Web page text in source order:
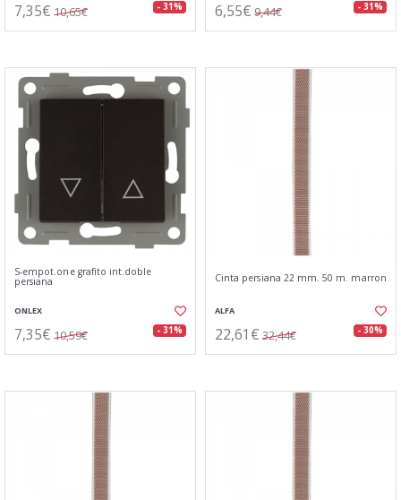
7,35€ 10,65€ - 31% 6,55€ 9,44€ - 31%
S-empot.one grafito int.doble
persiana
ONLEX
7,35€ 10,59€ - 31%
Cinta persiana 22 mm. 50 m. marron
ALFA
22,61€ 32,44€ - 30%